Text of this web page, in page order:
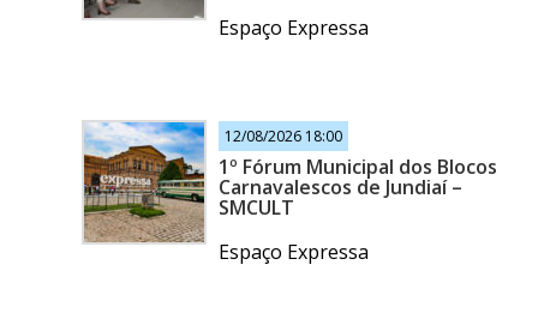
Espaço Expressa
12/08/2026 18:00
1º Fórum Municipal dos Blocos
Carnavalescos de Jundiaí –
SMCULT
Espaço Expressa